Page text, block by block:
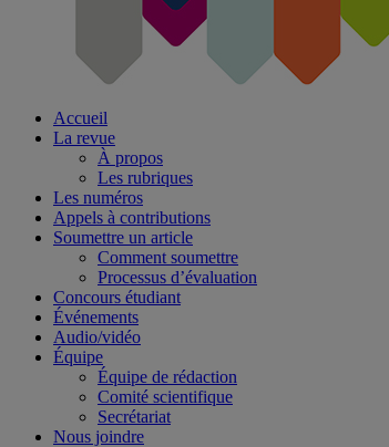
Accueil
La revue
À propos
Les rubriques
Les numéros
Appels à contributions
Soumettre un article
Comment soumettre
Processus d’évaluation
Concours étudiant
Événements
Audio/vidéo
Équipe
Équipe de rédaction
Comité scientifique
Secrétariat
Nous joindre